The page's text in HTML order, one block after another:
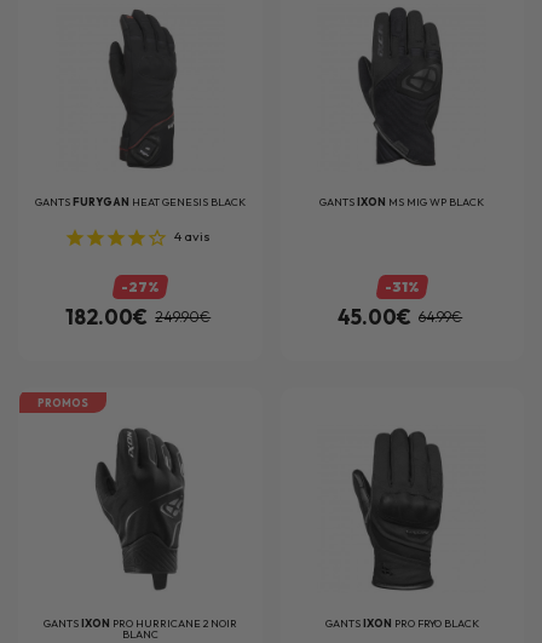
GANTS FURYGAN HEAT GENESIS BLACK
4avis
-27%
182.00€ 249.90€
GANTS IXON MS MIG WP BLACK
-31%
45.00€ 64.99€
PROMOS
GANTSIXON PRO HURRICANE 2 NOIR
BLANC
GANTSIXON PRO FRYO BLACK